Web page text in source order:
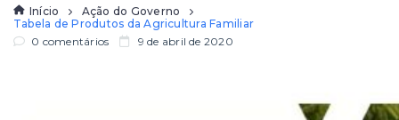
Início
Ação do Governo
Tabela de Produtos da Agricultura Familiar
0 comentários
9 de abril de 2020